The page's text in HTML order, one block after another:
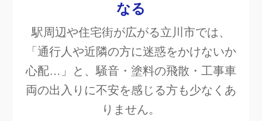
なる
駅周辺や住宅街が広がる立川市では、
「通行人や近隣の方に迷惑をかけないか
心配…」と、騒音・塗料の飛散・工事車
両の出入りに不安を感じる方も少なくあ
りません。